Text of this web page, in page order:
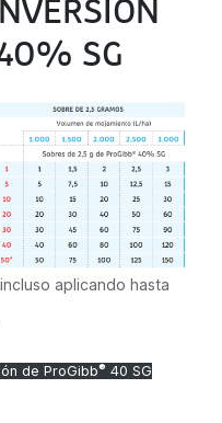
SG
aplicando hasta
de ProGibb® 40 SG